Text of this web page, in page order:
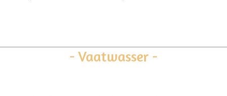
- Vaatwasser -